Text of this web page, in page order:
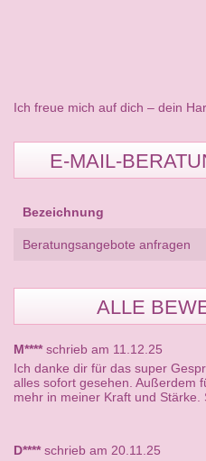
Ich freue mich auf dich – dein
E-MAIL-
Bezeichnung
Beratungsangebote anfragen
ALLE
M****schrieb am 11.12.25
Ich danke dir für das super
alles sofort gesehen. Außerdem
mehr in meiner Kraft und Stärke.
D****schrieb am 20.11.25